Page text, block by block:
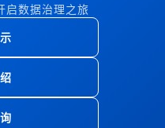
启数据治理之旅